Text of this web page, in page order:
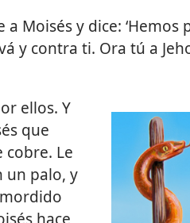
Moisés y dice:
y contra ti. Ora tú a
ellos. Y
que
cobre. Le
un palo, y
hace